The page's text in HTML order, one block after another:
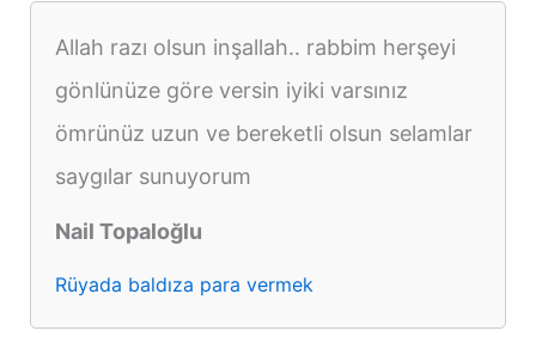
Allah razı olsun inşallah.. rabbim herşeyi
gönlünüze göre versin iyiki varsınız
ömrünüz uzun ve bereketli olsun selamlar
saygılar sunuyorum
Nail Topaloğlu
Rüyada baldıza para vermek